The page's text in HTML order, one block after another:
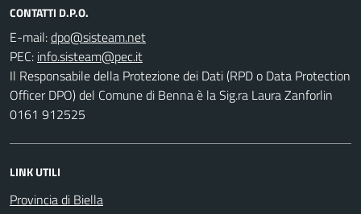
CONTATTI D.P.O.
E-mail:
PEC:
Il Responsabile della Protezione dei Dati (RPD o Data Protection
Officer DPO) del Comune di Benna è la Sig.ra Laura Zanforlin
0161 912525
LINK UTILI
Provincia di Biella